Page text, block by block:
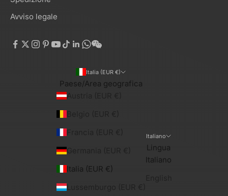
Avviso legale
Italia (EUR €)
Paese/Area geografica
Italia (EUR €)
Italiano
Lingua
Italiano